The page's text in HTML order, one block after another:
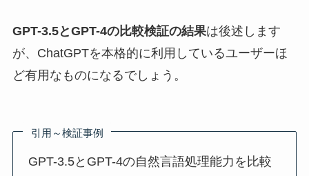
GPT-3.5とGPT-4の比較検証の結果は後述します
が、ChatGPTを本格的に利用しているユーザーほ
ど有用なものになるでしょう。
引用～検証事例
GPT-3.5とGPT-4の自然言語処理能力を比較